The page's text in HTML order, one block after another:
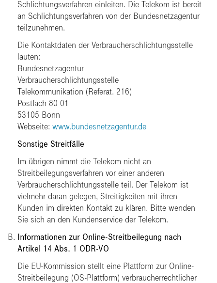
Schlichtungsverfahren einleiten. Die Telekom ist bereit
an Schlichtungsverfahren von der Bundesnetzagentur
teilzunehmen.
Die Kontaktdaten der Verbraucherschlichtungsstelle
lauten:
Bundesnetzagentur
Verbraucherschlichtungsstelle
Telekommunikation (Referat. 216)
Postfach 80 01
53105 Bonn
Webseite: www.bundesnetzagentur.de
Sonstige Streitfälle
Im übrigen nimmt die Telekom nicht an
Streitbeilegungsverfahren vor einer anderen
Verbraucherschlichtungsstelle teil. Der Telekom ist
vielmehr daran gelegen, Streitigkeiten mit ihren
Kunden im direkten Kontakt zu klären. Bitte wenden
Sie sich an den Kundenservice der Telekom.
Informationen zur Online-Streitbeilegung nach
Artikel 14 Abs. 1 ODR-VO
Die EU-Kommission stellt eine Plattform zur Online-
Streitbeilegung (OS-Plattform) verbraucherrechtlicher